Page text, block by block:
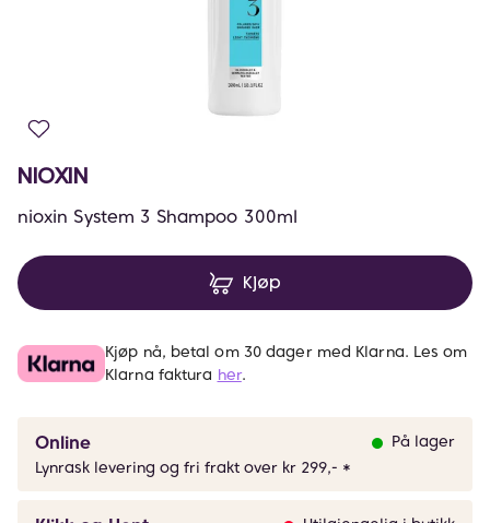
NIOXIN
nioxin System 3 Shampoo 300ml
Kjøp
Kjøp nå, betal om 30 dager med Klarna. Les om
Klarna faktura her.
Online
På lager
Lynrask levering og fri frakt over kr 299,- *